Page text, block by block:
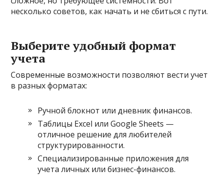
несколько советов, как начать и не сбиться с пути.
Выберите удобный формат
учета
Современные возможности позволяют вести учет
в разных форматах:
Ручной блокнот или дневник финансов.
Таблицы Excel или Google Sheets —
отличное решение для любителей
структурированности.
Специализированные приложения для
учета личных или бизнес-финансов.